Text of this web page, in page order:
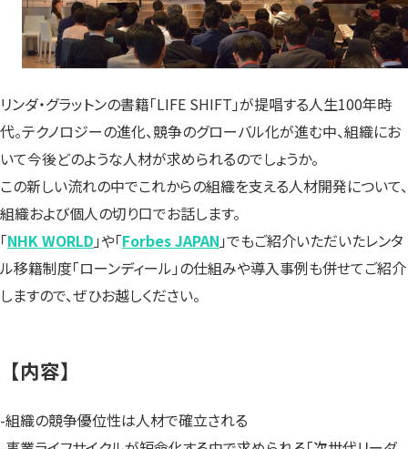
リンダ・グラットンの書籍「LIFE SHIFT」が提唱する人生100年時
代。テクノロジーの進化、競争のグローバル化が進む中、組織にお
いて今後どのような人材が求められるのでしょうか。
この新しい流れの中でこれからの組織を支える人材開発について、
組織および個人の切り口でお話します。
「NHK WORLD 」や「Forbes JAPAN 」でもご紹介いただいたレンタ
ル移籍制度「ローンディール」の仕組みや導入事例も併せてご紹介
しますので、ぜひお越しください。
【内容】
-組織の競争優位性は人材で確立される